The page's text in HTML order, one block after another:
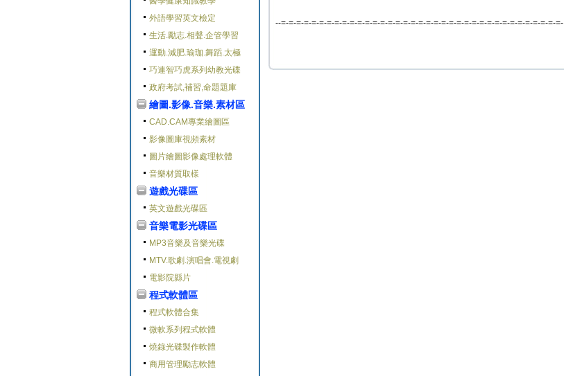
外語學習英文檢定
生活.勵志.相聲.企管學習
運動.減肥.瑜珈.舞蹈.太極
巧連智巧虎系列幼教光碟
政府考試,補習,命題題庫
繪圖.影像.音樂.素材區
CAD.CAM專業繪圖區
影像圖庫視頻素材
圖片繪圖影像處理軟體
音樂材質取樣
遊戲光碟區
英文遊戲光碟區
音樂電影光碟區
MP3音樂及音樂光碟
MTV.歌劇.演唱會.電視劇
電影院縣片
程式軟體區
程式軟體合集
微軟系列程式軟體
燒錄光碟製作軟體
商用管理勵志軟體
--=-=-=-=-=-=-=-=-=-=-=-=-=-=-=-=-=-=-=-=-=-=-=-=-=-=-=-=-=-=-=-=-=-=-=-=-=-